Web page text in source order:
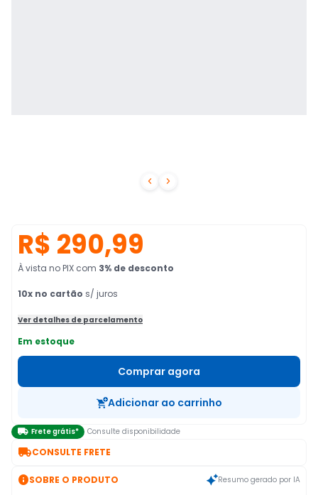
 
R$ 290,99
À vista no PIX com 3% de desconto
10x no cartão s/ juros
Ver detalhes de parcelamento
Em estoque
Comprar agora
Adicionar ao carrinho
 Frete grátis* Consulte disponibilidade
CONSULTE FRETE
SOBRE O PRODUTO Resumo gerado por IA